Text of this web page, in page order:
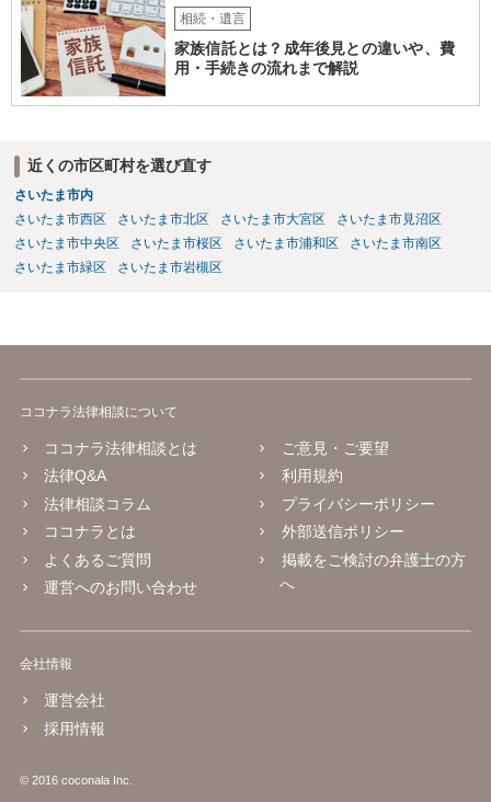
相続・遺言
家族信託とは？成年後見との違いや、費
用・手続きの流れまで解説
近くの市区町村を選び直す
さいたま市内
さいたま市西区
さいたま市北区 さいたま市大宮区
さいたま市見沼区
さいたま市中央区
さいたま市桜区 さいたま市浦和区
さいたま市南区
さいたま市緑区
さいたま市岩槻区
ココナラ法律相談について
ココナラ法律相談とは
法律Q&A
法律相談コラム
ココナラとは
よくあるご質問
運営へのお問い合わせ
ご意見・ご要望
利用規約
プライバシーポリシー
外部送信ポリシー
掲載をご検討の弁護士の方
へ
会社情報
運営会社
採用情報
© 2016 coconala Inc.